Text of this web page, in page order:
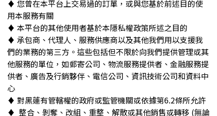
♦︎ 您曾在本平台上交易過的訂單，或與您基於前述目的使
用本服務有關
♦︎ 本平台的其他使用者基於本隱私權政策所述之目的
♦︎ 承包商、代理人、服務供應商以及其他我們用以支援我
們的業務的第三方。這些包括但不限於向我們提供管理或其
他服務的單位，如郵寄公司、物流服務提供者、金融服務提
供者、廣告及行銷夥伴、電信公司、資訊技術公司和資料中
心
♦︎ 對黑蓮有管轄權的政府或監管機關或依據第6.2條所允許
♦︎ 整合、剝奪、改組、重整、解散或其他銷售或轉移 (無論